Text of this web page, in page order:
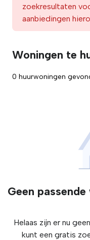
zoekresultaten
aanbiedingen
Woningen te
0 huurwoningen
Geen
Helaas zijn er nu
kunt een gratis